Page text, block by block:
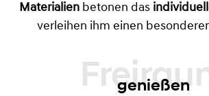
Materialien betonen das
verleihen ihm einen
genießen